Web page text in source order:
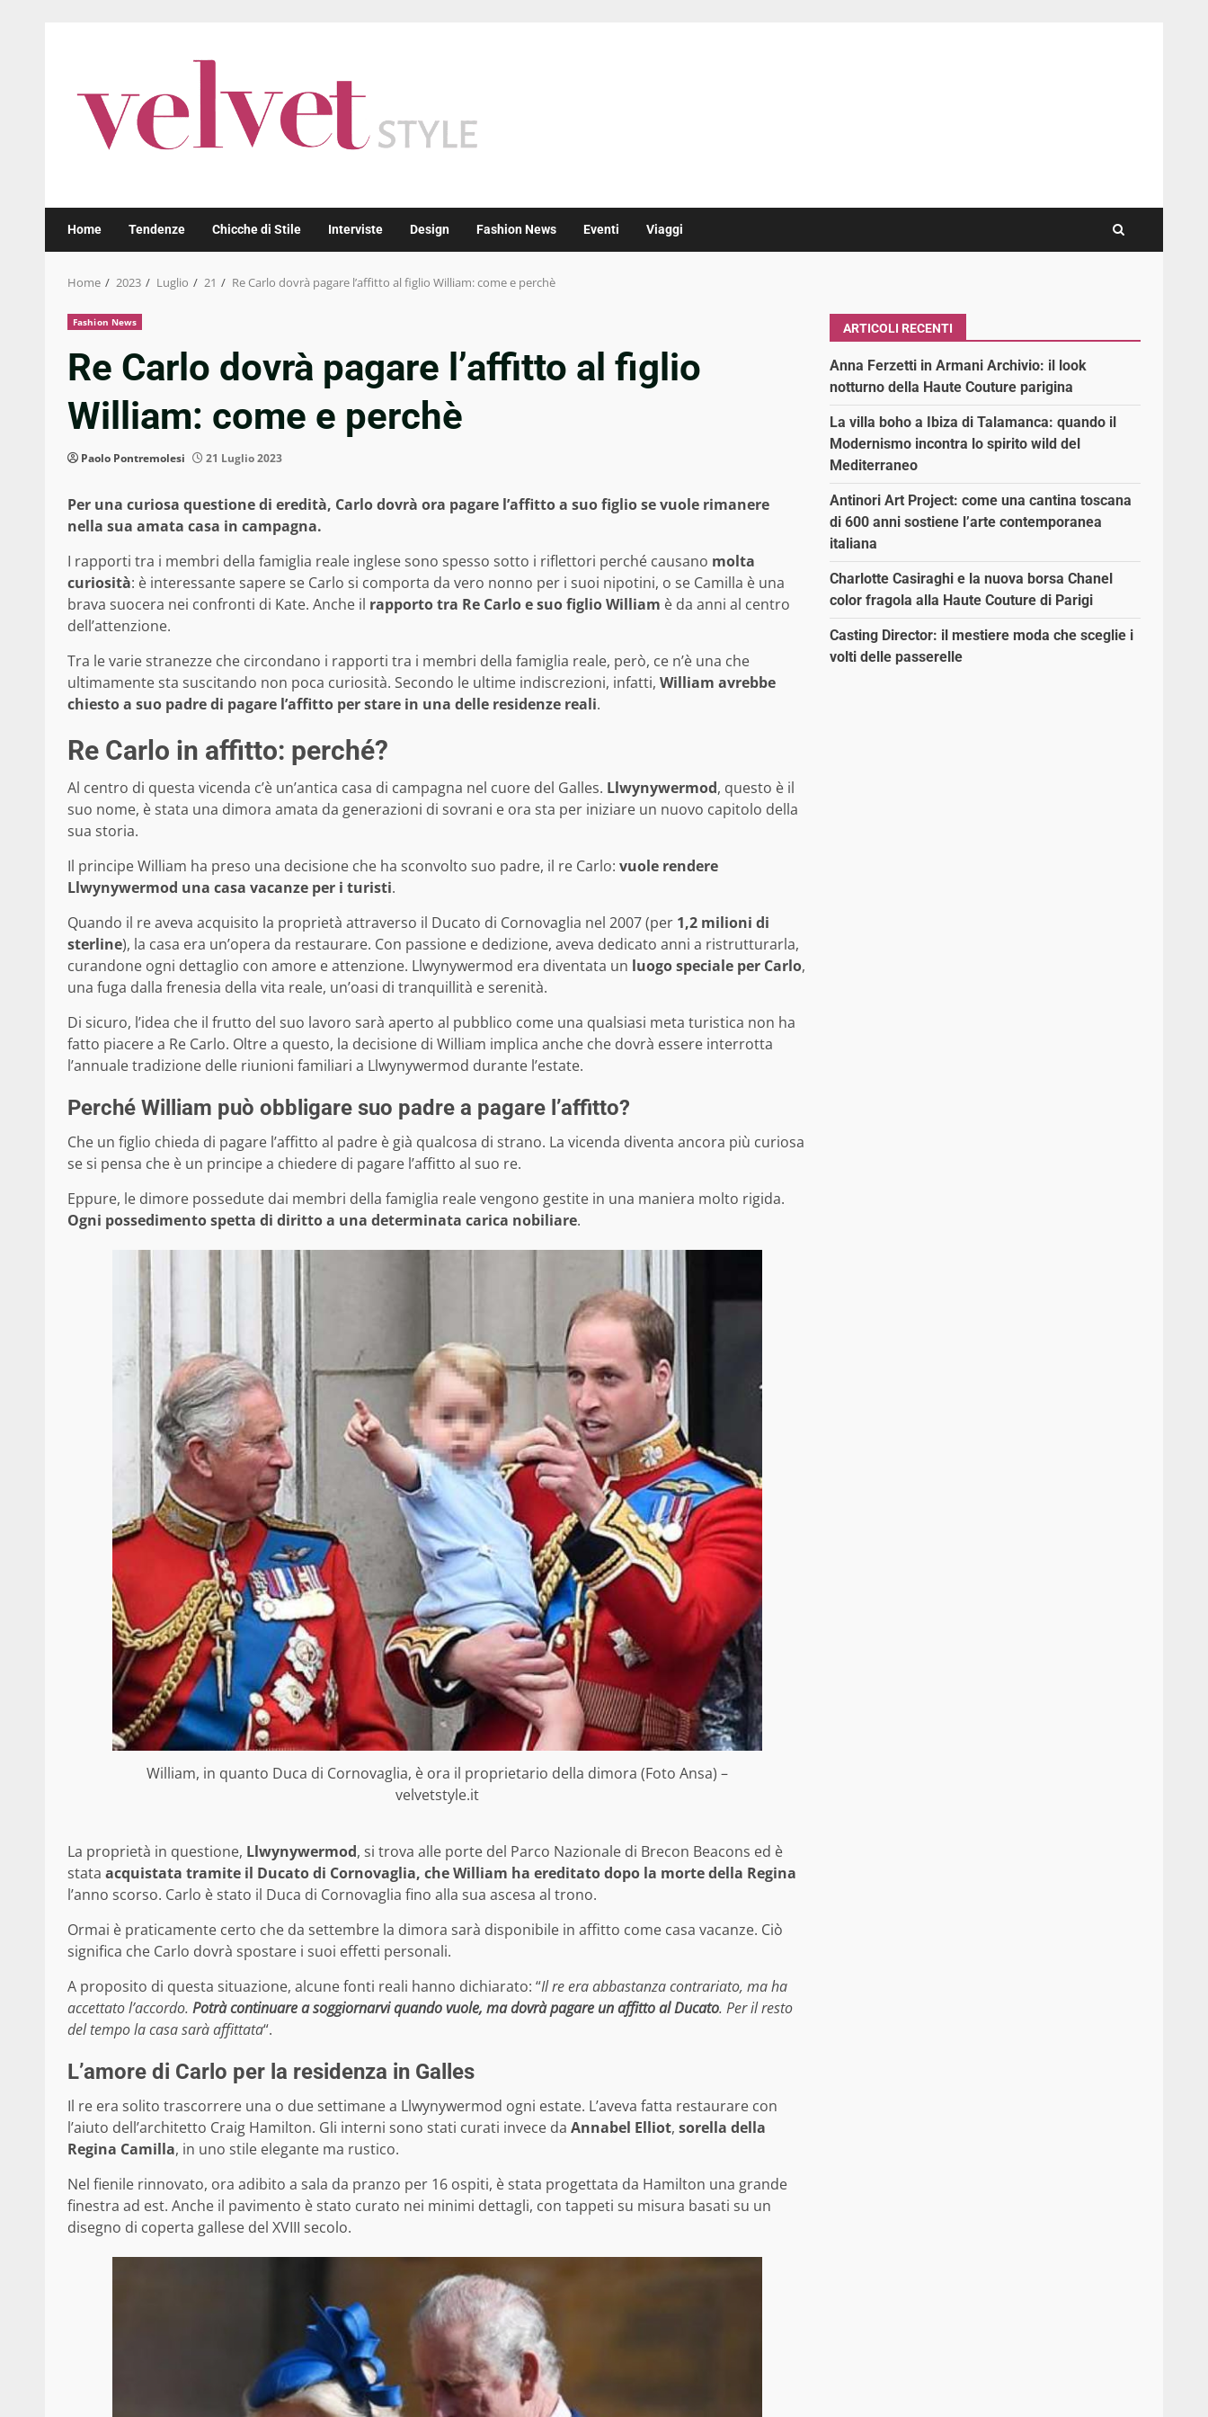
Home Tendenze Chicche di Stile Interviste Design Fashion News Eventi Viaggi
Home 2023 Luglio 21 Re Carlo dovrà pagare l’affitto al figlio William: come e perchè
Fashion News
Re Carlo dovrà pagare l’affitto al figlio
William: come e perchè
Paolo Pontremolesi 21 Luglio 2023
Per una curiosa questione di eredità, Carlo dovrà ora pagare l’affitto a suo figlio se vuole rimanere
nella sua amata casa in campagna.
I rapporti tra i membri della famiglia reale inglese sono spesso sotto i riflettori perché causano molta
curiosità: è interessante sapere se Carlo si comporta da vero nonno per i suoi nipotini, o se Camilla è una
brava suocera nei confronti di Kate. Anche il rapporto tra Re Carlo e suo figlio William è da anni al centro
dell’attenzione.
Tra le varie stranezze che circondano i rapporti tra i membri della famiglia reale, però, ce n’è una che
ultimamente sta suscitando non poca curiosità. Secondo le ultime indiscrezioni, infatti, William avrebbe
chiesto a suo padre di pagare l’affitto per stare in una delle residenze reali.
Re Carlo in affitto: perché?
Al centro di questa vicenda c’è un’antica casa di campagna nel cuore del Galles. Llwynywermod, questo è il
suo nome, è stata una dimora amata da generazioni di sovrani e ora sta per iniziare un nuovo capitolo della
sua storia.
Il principe William ha preso una decisione che ha sconvolto suo padre, il re Carlo: vuole rendere
Llwynywermod una casa vacanze per i turisti.
Quando il re aveva acquisito la proprietà attraverso il Ducato di Cornovaglia nel 2007 (per 1,2 milioni di
sterline), la casa era un’opera da restaurare. Con passione e dedizione, aveva dedicato anni a ristrutturarla,
curandone ogni dettaglio con amore e attenzione. Llwynywermod era diventata un luogo speciale per Carlo,
una fuga dalla frenesia della vita reale, un’oasi di tranquillità e serenità.
Di sicuro, l’idea che il frutto del suo lavoro sarà aperto al pubblico come una qualsiasi meta turistica non ha
fatto piacere a Re Carlo. Oltre a questo, la decisione di William implica anche che dovrà essere interrotta
l’annuale tradizione delle riunioni familiari a Llwynywermod durante l’estate.
Perché William può obbligare suo padre a pagare l’affitto?
Che un figlio chieda di pagare l’affitto al padre è già qualcosa di strano. La vicenda diventa ancora più curiosa
se si pensa che è un principe a chiedere di pagare l’affitto al suo re.
Eppure, le dimore possedute dai membri della famiglia reale vengono gestite in una maniera molto rigida.
Ogni possedimento spetta di diritto a una determinata carica nobiliare.
William, in quanto Duca di Cornovaglia, è ora il proprietario della dimora (Foto Ansa) –
velvetstyle.it
La proprietà in questione, Llwynywermod, si trova alle porte del Parco Nazionale di Brecon Beacons ed è
stata acquistata tramite il Ducato di Cornovaglia, che William ha ereditato dopo la morte della Regina
l’anno scorso. Carlo è stato il Duca di Cornovaglia fino alla sua ascesa al trono.
Ormai è praticamente certo che da settembre la dimora sarà disponibile in affitto come casa vacanze. Ciò
significa che Carlo dovrà spostare i suoi effetti personali.
A proposito di questa situazione, alcunefonti reali hanno dichiarato: “Il re era abbastanza contrariato, ma ha
accettato l’accordo. Potrà continuare a soggiornarvi quando vuole, ma dovrà pagare un affitto al Ducato. Per il resto
del tempo la casa sarà affittata“.
L’amore di Carlo per la residenza in Galles
Il re era solito trascorrere una o due settimane a Llwynywermod ogni estate. L’aveva fatta restaurare con
l’aiuto dell’architetto Craig Hamilton. Gli interni sono stati curati invece da Annabel Elliot, sorella della
Regina Camilla, in uno stile elegante ma rustico.
Nel fienile rinnovato, ora adibito a sala da pranzo per 16 ospiti, è stata progettata da Hamilton una grande
finestra ad est. Anche il pavimento è stato curato nei minimi dettagli, con tappeti su misura basati su un
disegno di coperta gallese del XVIII secolo.
ARTICOLI RECENTI
Anna Ferzetti in Armani Archivio: il look
notturno della Haute Couture parigina
La villa boho a Ibiza di Talamanca: quando il
Modernismo incontra lo spirito wild del
Mediterraneo
Antinori Art Project: come una cantina toscana
di 600 anni sostiene l’arte contemporanea
italiana
Charlotte Casiraghi e la nuova borsa Chanel
color fragola alla Haute Couture di Parigi
Casting Director: il mestiere moda che sceglie i
volti delle passerelle